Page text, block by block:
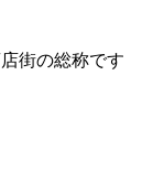
街の総称です